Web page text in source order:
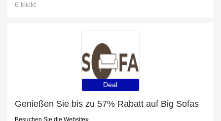
6 klickt
Deal
Genießen Sie bis zu 57% Rabatt auf Big Sofas
Besuchen Sie die Website